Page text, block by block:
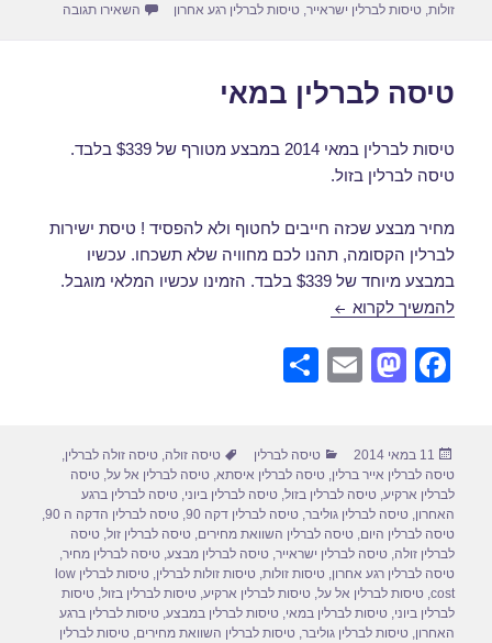
זולות,טיסות לברלין ישראייר,טיסות לברלין רגע אחרון השאירו תגובה
טיסה לברלין במאי
טיסות לברלין במאי 2014 במבצע מטורף של $339 בלבד.
טיסה לברלין בזול.
מחיר מבצע שכזה חייבים לחטוף ולא להפסיד ! טיסת ישירות
לברלין הקסומה, תהנו לכם מחוויה שלא תשכחו. עכשיו
במבצע מיוחד של $339 בלבד. הזמינו עכשיו המלאי מוגבל.
להמשיך לקרוא טיסה לברלין במאי
F
e
b
o
o
k
M
o
d
o
n
E
e
פורסם
בתאריך
11 במאי 2014 קטגוריות
טיסה לברלין תגיות
טיסה זולה ,טיסה זולה לברלין
טיסה לברלין אייר ברלין ,טיסה לברלין איסתא ,טיסה לברלין אל על ,טיסה
לברלין ארקיע ,טיסה לברלין בזול ,טיסה לברלין ביוני ,טיסה לברלין ברגע
האחרון ,טיסה לברלין גוליבר ,טיסה לברלין דקה 90 ,טיסה לברלין הדקה ה 90
טיסה לברלין היום ,טיסה לברלין השוואת מחירים ,טיסה לברלין זול ,טיסה
לברלין זולה ,טיסה לברלין ישראייר ,טיסה לברלין מבצע ,טיסה לברלין מחיר
טיסה לברלין רגע אחרון ,טיסות זולות ,טיסות זולות לברלין ,
טיסות לברלין low
cost
,טיסות לברלין אל על ,טיסות לברלין ארקיע ,טיסות לברלין בזול ,טיסות
לברלין ביוני ,טיסות לברלין במאי ,טיסות לברלין במבצע ,טיסות לברלין ברגע
האחרון ,טיסות לברלין גוליבר ,טיסות לברלין השוואת מחירים ,טיסות לברלין